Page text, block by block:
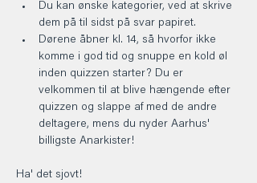
Du kan ønske kategorier, ved at skrive
dem på til sidst på svar papiret.
Dørene åbner kl. 14, så hvorfor ikke
komme i god tid og snuppe en kold øl
inden quizzen starter? Du er
velkommen til at blive hængende efter
quizzen og slappe af med de andre
deltagere, mens du nyder Aarhus'
billigste Anarkister!
Ha' det sjovt!